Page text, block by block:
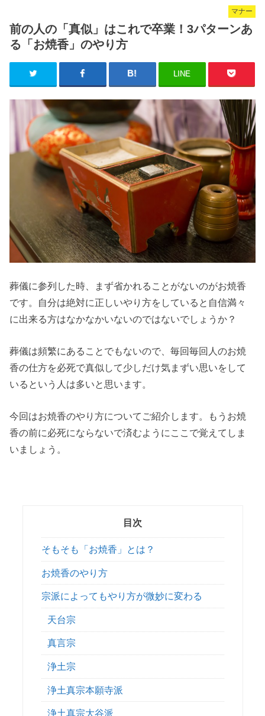
マナー
前の人の「真似」はこれで卒業！3パターンあ
る「お焼香」のやり方
LINE
葬儀に参列した時、まず省かれることがないのがお焼香
です。自分は絶対に正しいやり方をしていると自信満々
に出来る方はなかなかいないのではないでしょうか？
葬儀は頻繁にあることでもないので、毎回毎回人のお焼
香の仕方を必死で真似して少しだけ気まずい思いをして
いるという人は多いと思います。
今回はお焼香のやり方についてご紹介します。もうお焼
香の前に必死にならないで済むようにここで覚えてしま
いましょう。
目次
そもそも「お焼香」とは？
お焼香のやり方
宗派によってもやり方が微妙に変わる
天台宗
真言宗
浄土宗
浄土真宗本願寺派
浄土真宗大谷派